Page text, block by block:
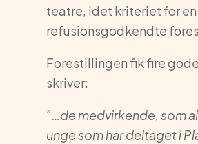
teatre, idet kriteriet for
refusionsgodkendte
Forestillingen fik fire
skriver:
”…de medvirkende, som
unge som har deltaget i